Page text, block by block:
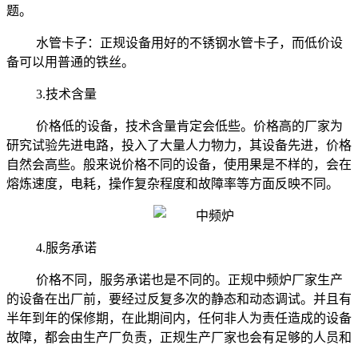
题。
水管卡子：正规设备用好的不锈钢水管卡子，而低价设
备可以用普通的铁丝。
3.技术含量
价格低的设备，技术含量肯定会低些。价格高的厂家为
研究试验先进电路，投入了大量人力物力，其设备先进，价格
自然会高些。般来说价格不同的设备，使用果是不样的，会在
熔炼速度，电耗，操作复杂程度和故障率等方面反映不同。
4.服务承诺
价格不同，服务承诺也是不同的。正规中频炉厂家生产
的设备在出厂前，要经过反复多次的静态和动态调试。并且有
半年到年的保修期，在此期间内，任何非人为责任造成的设备
故障，都会由生产厂负责，正规生产厂家也会有足够的人员和